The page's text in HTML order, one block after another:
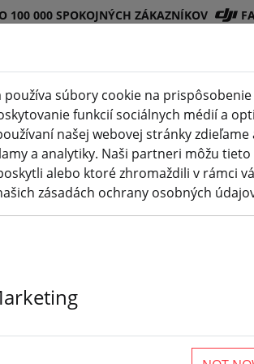
100 000 SPOKOJNÝCH ZÁKAZNÍKOV
Obchod
DJI
Batéri
e
Vrtuľ
a
o
používa súbory cookie na
funkcií sociálnych médií a
našej webovej stránky
a analytiky. Naši partneri môžu
alebo ktoré zhromaždili v rámci
zásadách ochrany osobných